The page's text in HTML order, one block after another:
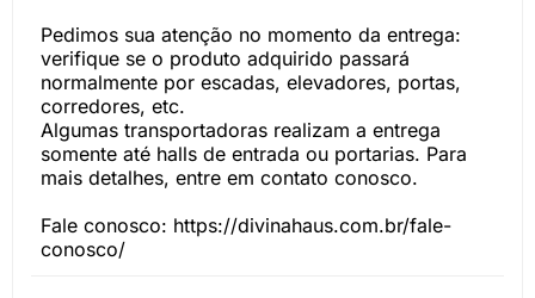
Pedimos sua atenção no momento da entrega:
verifique se o produto adquirido passará
normalmente por escadas, elevadores, portas,
corredores, etc.
Algumas transportadoras realizam a entrega
somente até halls de entrada ou portarias. Para
mais detalhes, entre em contato conosco.
Fale conosco: https://divinahaus.com.br/fale-
conosco/